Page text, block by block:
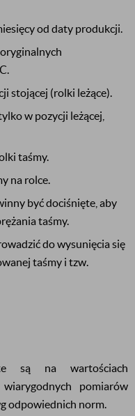
od daty produkcji.
stojącej (rolki leżące).
w pozycji leżącej,
taśmy.
na rolce.
być dociśnięte, aby
taśmy.
do wysunięcia się
taśmy i tzw.
są na wartościach
pomiarów
odpowiednich norm.